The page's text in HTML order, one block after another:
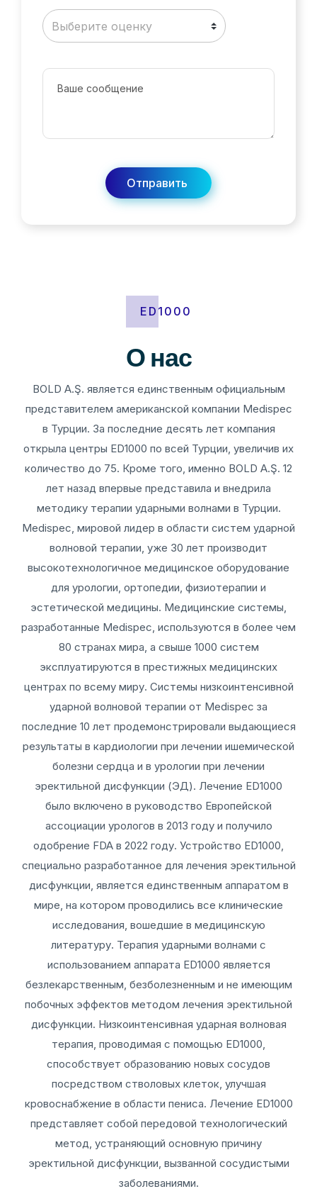
ED1000
О нас
BOLD A.Ş. является единственным официальным
представителем американской компании Medispec
в Турции. За последние десять лет компания
открыла центры ED1000 по всей Турции, увеличив их
количество до 75. Кроме того, именно BOLD A.Ş. 12
лет назад впервые представила и внедрила
методику терапии ударными волнами в Турции.
Medispec, мировой лидер в области систем ударной
волновой терапии, уже 30 лет производит
высокотехнологичное медицинское оборудование
для урологии, ортопедии, физиотерапии и
эстетической медицины. Медицинские системы,
разработанные Medispec, используются в более чем
80 странах мира, а свыше 1000 систем
эксплуатируются в престижных медицинских
центрах по всему миру. Системы низкоинтенсивной
ударной волновой терапии от Medispec за
последние 10 лет продемонстрировали выдающиеся
результаты в кардиологии при лечении ишемической
болезни сердца и в урологии при лечении
эректильной дисфункции (ЭД). Лечение ED1000
было включено в руководство Европейской
ассоциации урологов в 2013 году и получило
одобрение FDA в 2022 году. Устройство ED1000,
специально разработанное для лечения эректильной
дисфункции, является единственным аппаратом в
мире, на котором проводились все клинические
исследования, вошедшие в медицинскую
литературу. Терапия ударными волнами с
использованием аппарата ED1000 является
безлекарственным, безболезненным и не имеющим
побочных эффектов методом лечения эректильной
дисфункции. Низкоинтенсивная ударная волновая
терапия, проводимая с помощью ED1000,
способствует образованию новых сосудов
посредством стволовых клеток, улучшая
кровоснабжение в области пениса. Лечение ED1000
представляет собой передовой технологический
метод, устраняющий основную причину
эректильной дисфункции, вызванной сосудистыми
заболеваниями.